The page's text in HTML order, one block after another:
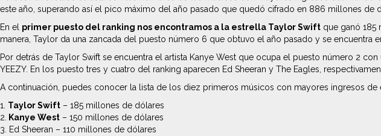
este año, superando así el pico máximo del año pasado que quedó cifrado en 886 millones de
En el primer puesto del ranking nos encontramos a la estrella Taylor Swift que ganó 185
manera, Taylor da una zancada del puesto número 6 que obtuvo el año pasado y se encuentra
Por detrás de Taylor Swift se encuentra el artista Kanye West que ocupa el puesto número 2
YEEZY. En los puesto tres y cuatro del ranking aparecen Ed Sheeran y The Eagles,
A continuación, puedes conocer la lista de los diez primeros músicos con mayores ingresos de
1. Taylor Swift – 185 millones de dólares
2. Kanye West – 150 millones de dólares
3. Ed Sheeran – 110 millones de dólares